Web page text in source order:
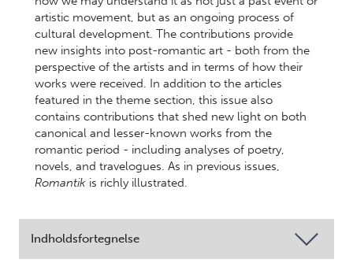
artistic movement, but as an ongoing process of
cultural development. The contributions provide
new insights into post-romantic art - both from the
perspective of the artists and in terms of how their
works were received. In addition to the articles
featured in the theme section, this issue also
contains contributions that shed new light on both
canonical and lesser-known works from the
romantic period - including analyses of poetry,
novels, and travelogues. As in previous issues,
Romantik is richly illustrated.
Indholdsfortegnelse